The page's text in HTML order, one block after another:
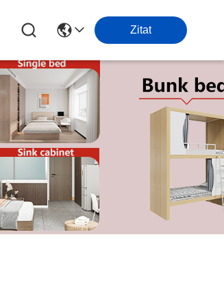
Zitat